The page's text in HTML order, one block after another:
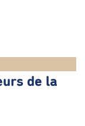
de la